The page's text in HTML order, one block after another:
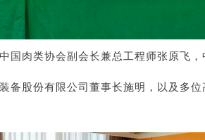
肉类协会副会长兼总工程师张原飞
备股份有限公司董事长施明， 以及多